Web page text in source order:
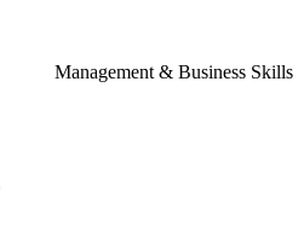
Management & Business Skills